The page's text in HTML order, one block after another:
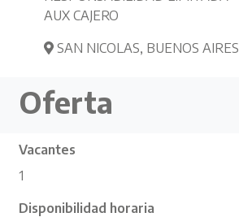
AUX CAJERO
SAN NICOLAS, BUENOS AIRES
Oferta
Vacantes
1
Disponibilidad horaria